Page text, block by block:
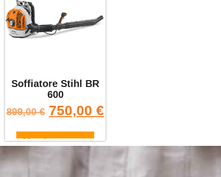
Soffiatore Stihl BR
600
899,00€ 750,00 €